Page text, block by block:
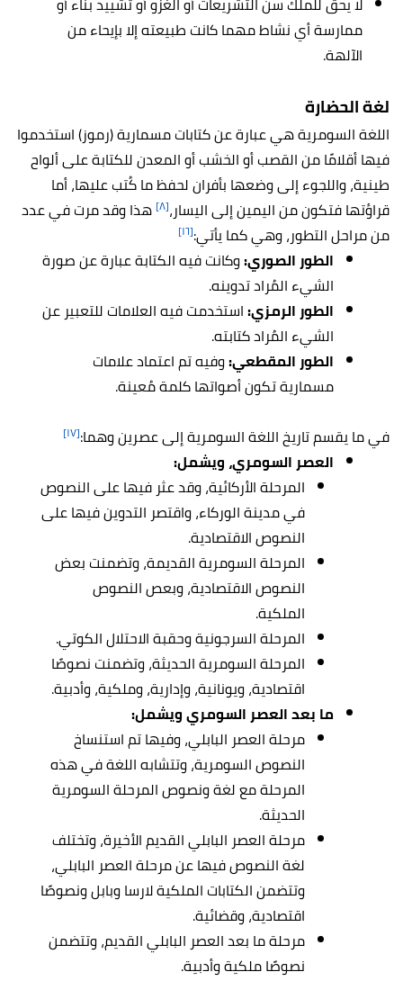
ممارسة أي نشاط مهما كانت طبيعته إلا بإيحاء من
الآلهة.
لغة الحضارة
اللغة السومرية هي عبارة عن كتابات مسمارية (رموز) استخدموا
فيها أقلامًا من القصب أو الخشب أو المعدن للكتابة على ألواح
طينية، واللجوء إلى وضعها بأفران لحفظ ما كُتب عليها، أما
قراؤتها فتكون من اليمين إلى اليسار،[٨]
هذا وقد مرت في عدد
من مراحل التطور، وهي كما يأتي:[١٦]
الطور الصوري:وكانت فيه الكتابة عبارة عن صورة
الشيء المُراد تدوينه.
الطور الرمزي:استخدمت فيه العلامات للتعبير عن
الشيء المُراد كتابته.
الطور المقطعي:وفيه تم اعتماد علامات
مسمارية تكون أصواتها كلمة مُعينة.
في ما يقسم تاريخ اللغة السومرية إلى عصرين وهما:[١٧]
العصر السومري، ويشمل:
المرحلة الأركائية، وقد عثر فيها على النصوص
في مدينة الوركاء، واقتصر التدوين فيها على
النصوص الاقتصادية.
المرحلة السومرية القديمة، وتضمنت بعض
النصوص الاقتصادية، وبعص النصوص
الملكية.
المرحلة السرجونية وحقبة الاحتلال الكوتي.
المرحلة السومرية الحديثة، وتضمنت نصوصًا
اقتصادية، ويونانية، وإدارية، وملكية، وأدبية.
ما بعد العصر السومري ويشمل:
مرحلة العصر البابلي، وفيها تم استنساخ
النصوص السومرية، وتتشابه اللغة في هذه
المرحلة مع لغة ونصوص المرحلة السومرية
الحديثة.
مرحلة العصر البابلي القديم الأخيرة، وتختلف
لغة النصوص فيها عن مرحلة العصر البابلي،
وتتضمن الكتابات الملكية لارسا وبابل ونصوصًا
اقتصادية، وقضائية.
مرحلة ما بعد العصر البابلي القديم، وتتضمن
نصوصًا ملكية وأدبية.